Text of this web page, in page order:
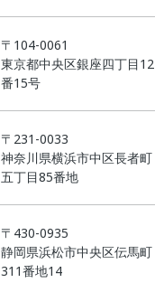
〒104-0061
東京都中央区銀座四丁目12
番15号
〒231-0033
神奈川県横浜市中区長者町
五丁目85番地
〒430-0935
静岡県浜松市中央区伝馬町
311番地14